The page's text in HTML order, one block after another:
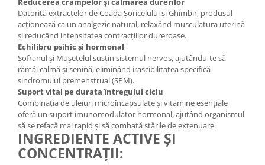
Datorită extractelor de Coada Șoricelului și Ghimbir, produsul
acționează ca un analgezic natural, relaxând musculatura uterină
și reducând intensitatea contracțiilor dureroase.
Echilibru psihic și hormonal
Șofranul și Mușețelul susțin sistemul nervos, ajutându-te să
rămâi calmă și senină, eliminând irascibilitatea specifică
sindromului premenstrual (SPM).
Suport vital pe durata întregului ciclu
Combinația de uleiuri microîncapsulate și vitamine esențiale
oferă un suport imunomodulator hormonal, ajutând organismul
să se refacă mai rapid și să combată stările de extenuare.
INGREDIENTE ACTIVE ȘI
CONCENTRAȚII: